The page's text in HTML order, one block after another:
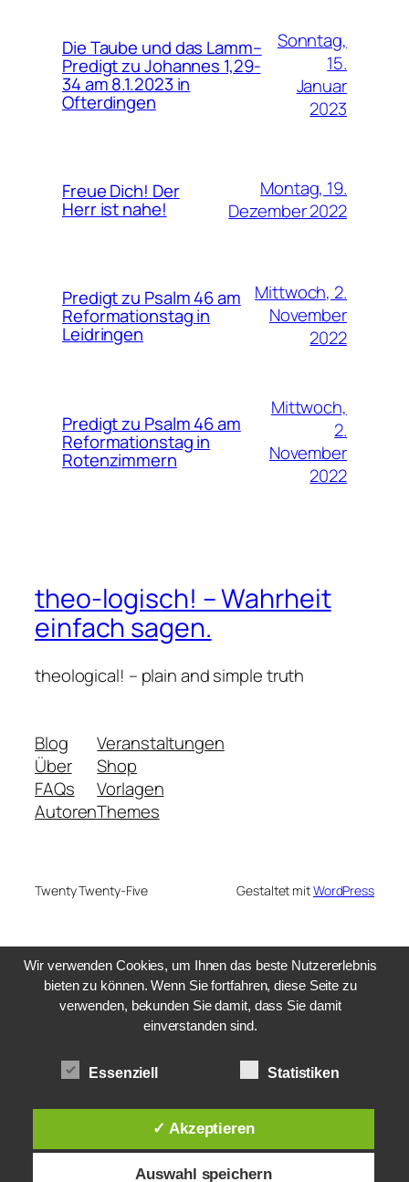
Die Taube und das Lamm–
Predigt zu Johannes 1,29-
34 am 8.1.2023 in
Ofterdingen
Sonntag,
15.
Januar
2023
Freue Dich! Der
Herr ist nahe!
Montag, 19.
Dezember 2022
Predigt zu Psalm 46 am
Reformationstag in
Leidringen
Mittwoch, 2.
November
2022
Predigt zu Psalm 46 am
Reformationstag in
Rotenzimmern
Mittwoch,
2.
November
2022
theo-logisch! – Wahrheit
einfach sagen.
theological! – plain and simple truth
Blog
Über
FAQs
Autoren
Veranstaltungen
Shop
Vorlagen
Themes
Twenty Twenty-Five Gestaltet mitWordPress
Wir verwenden Cookies, um Ihnen das beste Nutzererlebnis
bieten zu können. Wenn Sie fortfahren, diese Seite zu
verwenden, bekunden Sie damit, dass Sie damit
einverstanden sind.
Essenziell Statistiken
✓ Akzeptieren
Auswahl speichern